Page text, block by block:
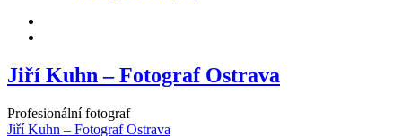
Jiří Kuhn – Fotograf Ostrava
Profesionální fotograf
Jiří Kuhn – Fotograf Ostrava